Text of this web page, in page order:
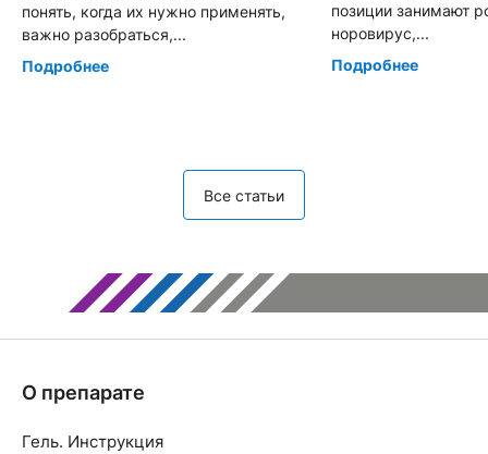
понять, когда их нужно применять,
важно разобраться,...
Подробнее
позиции занимают
норовирус,...
Подробнее
Все статьи
О препарате
Гель. Инструкция